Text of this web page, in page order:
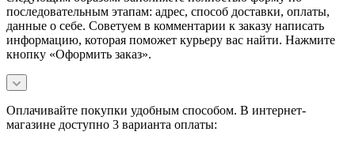
последовательным этапам: адрес, способ доставки, оплаты,
данные о себе. Советуем в комментарии к заказу написать
информацию, которая поможет курьеру вас найти. Нажмите
кнопку «Оформить заказ».
Оплачивайте покупки удобным способом. В интернет-
магазине доступно 3 варианта оплаты: